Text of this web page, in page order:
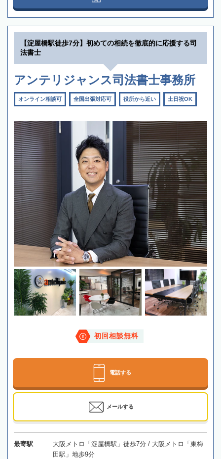
【淀屋橋駅徒歩7分】初めての相続を徹底的に応援する司
法書士
アンテリジャンス司法書士事務所
オンライン相談可 全国出張対応可 役所から近い 土日祝OK
初回相談無料
電話する
メールする
最寄駅
大阪メトロ「淀屋橋駅」徒歩7分 / 大阪メトロ「東梅
田駅」地歩9分